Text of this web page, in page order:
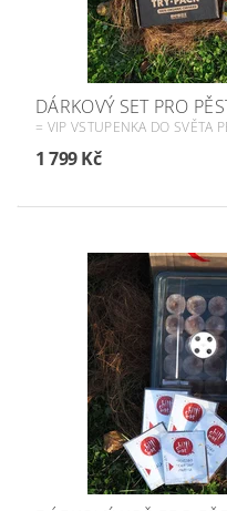
DÁRKOVÝ SET PRO
= VIP VSTUPENKA DO SVĚTA
1 799 Kč